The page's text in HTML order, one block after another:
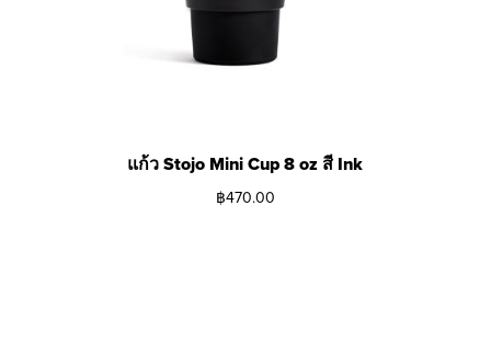
แก้ว Stojo Mini Cup 8 oz สี Ink
฿470.00